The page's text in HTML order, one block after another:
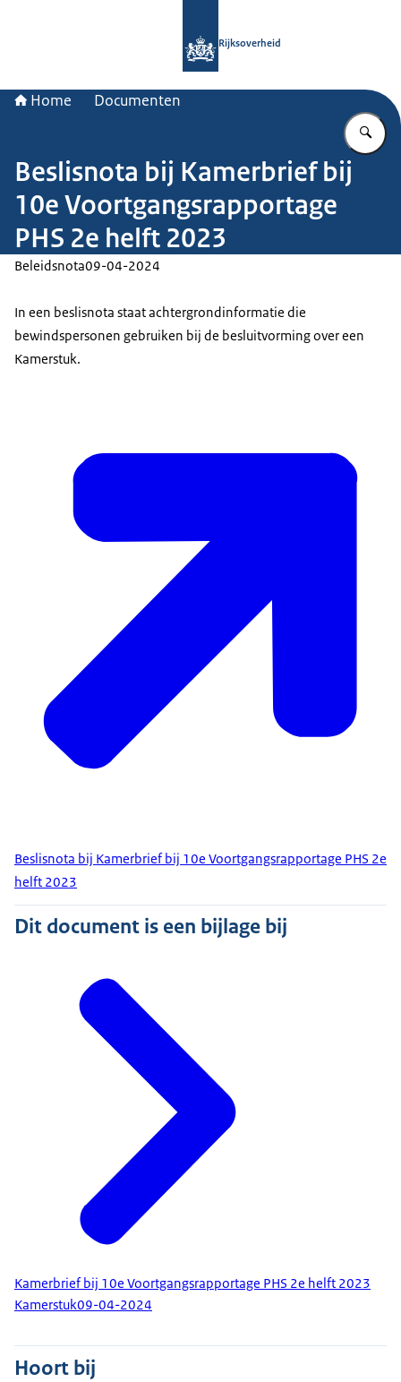
Rijksoverheid
Home Documenten
Beslisnota bij Kamerbrief bij
10e Voortgangsrapportage
PHS 2e helft 2023
Beleidsnota09-04-2024
In een beslisnota staat achtergrondinformatie die
bewindspersonen gebruiken bij de besluitvorming over een
Kamerstuk.
Beslisnota bij Kamerbrief bij 10e Voortgangsrapportage PHS 2e
helft 2023
Dit document is een bijlage bij
Kamerbrief bij 10e Voortgangsrapportage PHS 2e helft 2023
Kamerstuk09-04-2024
Hoort bij